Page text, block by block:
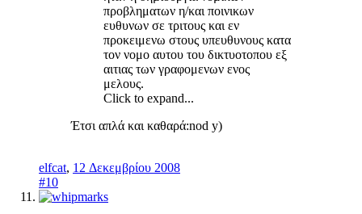
προβληματων η/και ποινικων
ευθυνων σε τριτους και εν
προκειμενω στους υπευθυνους κατα
τον νομο αυτου του δικτυοτοπου εξ
αιτιας των γραφομενων ενος
μελους.
Click to expand...
Έτσι απλά και καθαρά:nod y)
elfcat, 12 Δεκεμβρίου 2008
#10